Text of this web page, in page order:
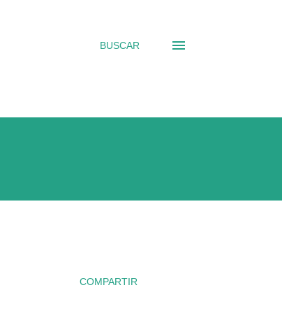
BUSCAR
COMPARTIR